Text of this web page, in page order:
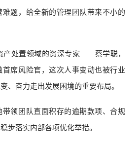
题，给全新的管理团队带来不小的
产处置领域的资深专家——蔡学聪，
首席风险官，这次人事变动也被行业
、奋力走出发展困境的重要布局。
领团队直面积存的逾期款项、合规
步落实内部各项优化举措。